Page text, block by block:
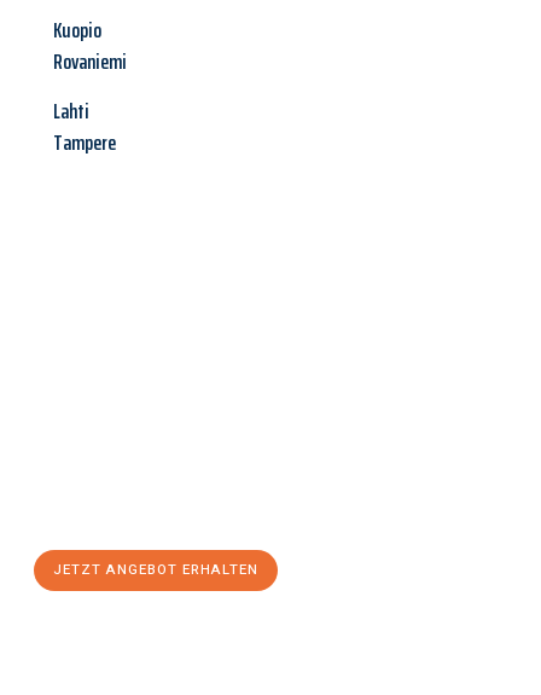
Kuopio
Rovaniemi
Lahti
Tampere
JETZT ANGEBOT ERHALTEN